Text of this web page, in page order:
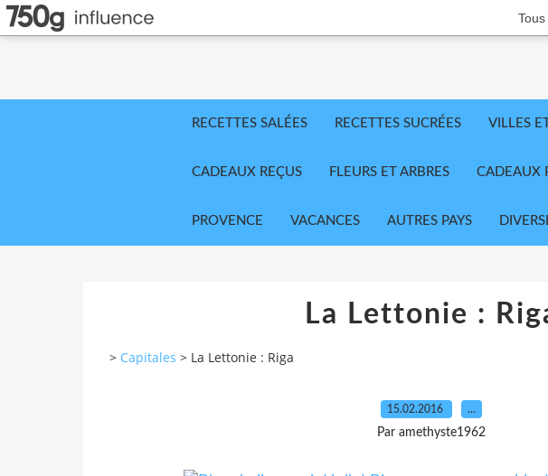
RECETTES SALÉES RECETTES SUCRÉES VILLES
CADEAUX REÇUS FLEURS ET ARBRES CADEAUX
PROVENCE VACANCES AUTRES PAYS
La Lettonie :
> Capitales > La Lettonie : Riga
15.02.2016 …
Par amethyste1962